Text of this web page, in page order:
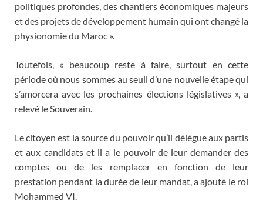
politiques profondes, des chantiers économiques majeurs
et des projets de développement humain qui ont changé la
physionomie du Maroc ».
Toutefois, « beaucoup reste à faire, surtout en cette
période où nous sommes au seuil d’une nouvelle étape qui
s’amorcera avec les prochaines élections législatives », a
relevé le Souverain.
Le citoyen est la source du pouvoir qu’il délègue aux partis
et aux candidats et il a le pouvoir de leur demander des
comptes ou de les remplacer en fonction de leur
prestation pendant la durée de leur mandat, a ajouté le roi
Mohammed VI.